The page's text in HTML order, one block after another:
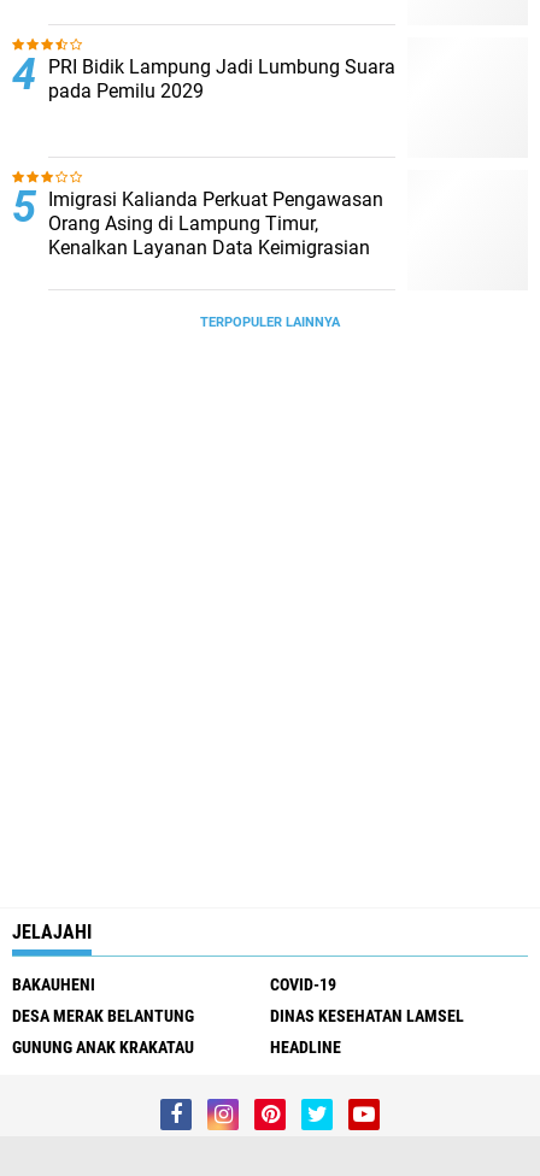
PRI Bidik Lampung Jadi Lumbung Suara
pada Pemilu 2029
Imigrasi Kalianda Perkuat Pengawasan
Orang Asing di Lampung Timur,
Kenalkan Layanan Data Keimigrasian
TERPOPULER LAINNYA
JELAJAHI
BAKAUHENI
COVID-19
DESA MERAK BELANTUNG
DINAS KESEHATAN LAMSEL
GUNUNG ANAK KRAKATAU
HEADLINE